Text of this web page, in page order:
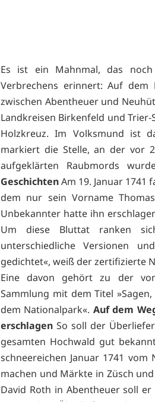
Es ist ein Mahnmal, das
Verbrechens erinnert: Auf
zwischen Abentheuer und
Landkreisen Birkenfeld und
Holzkreuz. Im Volksmund ist
markiert die Stelle, an der vor
aufgeklärten Raubmords
GeschichtenAm 19. Januar
dem nur sein Vorname
Unbekannter hatte ihn
Um diese Bluttat ranken
unterschiedliche Versionen
gedichtet«, weiß der zertifizierte
Eine davon gehört zu der
Sammlung mit dem Titel
dem Nationalpark«. Auf dem
erschlagen So soll der
gesamten Hochwald gut
schneereichen Januar 1741
machen und Märkte in Züsch
David Roth in Abentheuer soll